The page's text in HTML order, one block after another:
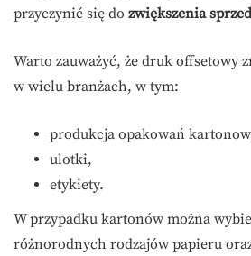
przyczynić się do zwiększenia
Warto zauważyć, że druk offsetowy
w wielu branżach, w tym:
produkcja opakowań
ulotki,
etykiety.
W przypadku kartonów można
różnorodnych rodzajów papieru